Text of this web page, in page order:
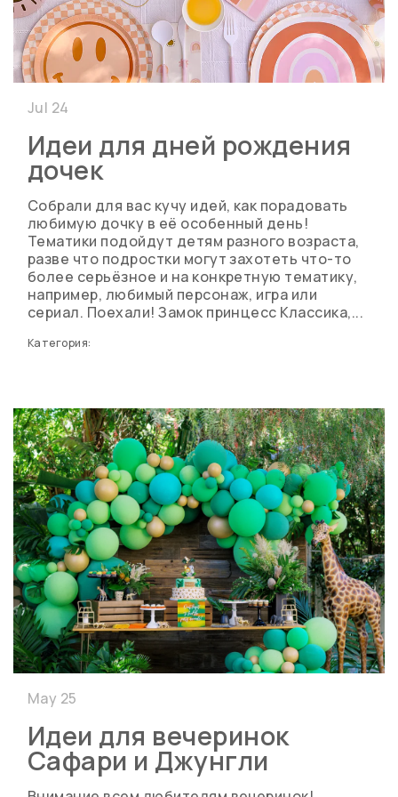
Идеи для дней рождения
дочек
Собрали для вас кучу идей, как порадовать
любимую дочку в её особенный день!
Тематики подойдут детям разного возраста,
разве что подростки могут захотеть что-то
более серьёзное и на конкретную тематику,
например, любимый персонаж, игра или
сериал. Поехали! Замок принцесс Классика,...
Jul 24
Категория:
Идеи для вечеринок
Сафари и Джунгли
May 25